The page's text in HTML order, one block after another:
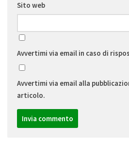
Sito web
Avvertimi via email in caso di
Avvertimi via email alla
articolo.